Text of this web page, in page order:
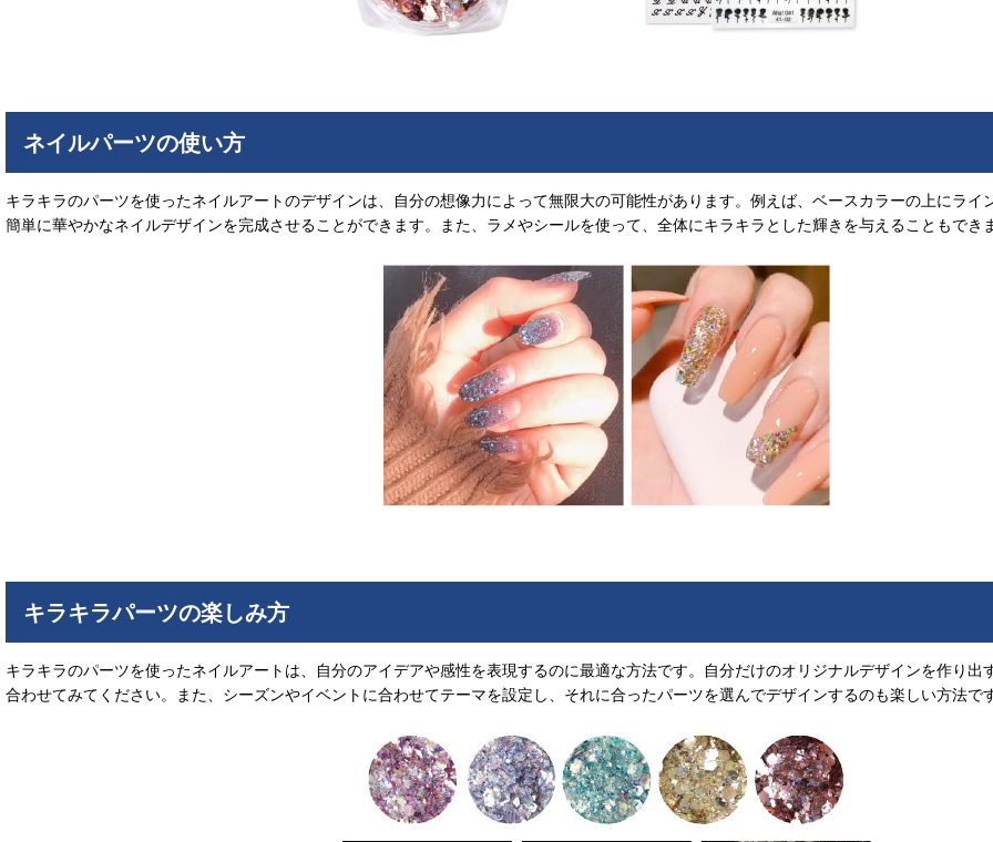
ネイルパーツの使い方
キラキラのパーツを使ったネイルアートのデザインは、自分の想像力によって無限大の可能性があります。例えば、ベースカラーの上にライ
簡単に華やかなネイルデザインを完成させることができます。また、ラメやシールを使って、全体にキラキラとした輝きを与えることもでき
キラキラパーツの楽しみ方
キラキラのパーツを使ったネイルアートは、自分のアイデアや感性を表現するのに最適な方法です。自分だけのオリジナルデザインを作り出
合わせてみてください。また、シーズンやイベントに合わせてテーマを設定し、それに合ったパーツを選んでデザインするのも楽しい方法で